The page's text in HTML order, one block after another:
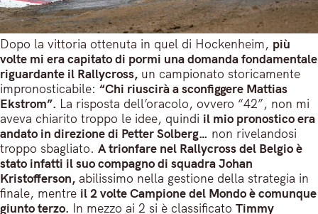
Dopo la vittoria ottenuta in quel di Hockenheim, più
volte mi era capitato di pormi una domanda fondamentale
riguardante il Rallycross, un campionato storicamente
impronosticabile: “Chi riuscirà a sconfiggere Mattias
Ekstrom”. La risposta dell’oracolo, ovvero “42”, non mi
aveva chiarito troppo le idee, quindi il mio pronostico era
andato in direzione di Petter Solberg… non rivelandosi
troppo sbagliato. A trionfare nel Rallycross del Belgio è
stato infatti il suo compagno di squadra Johan
Kristofferson, abilissimo nella gestione della strategia in
finale, mentre il 2 volte Campione del Mondo è comunque
giunto terzo. In mezzo ai 2 si è classificato Timmy